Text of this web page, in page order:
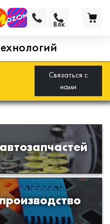
Связаться с
нами
деталей
для подвески
автомобиля
из пластиков
образцам либо
заказчика
Влк